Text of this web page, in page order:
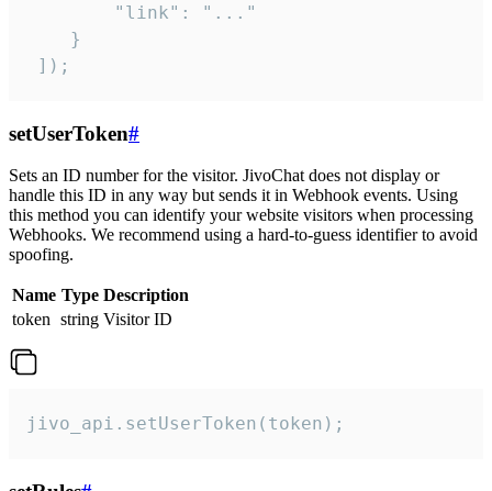
        "link": "..."
    }
]);
setUserToken#
Sets an ID number for the visitor. JivoChat does not display or
handle this ID in any way but sends it in Webhook events. Using
this method you can identify your website visitors when processing
Webhooks. We recommend using a hard-to-guess identifier to avoid
spoofing.
Name Type Description
token string Visitor ID
jivo_api.setUserToken(token);